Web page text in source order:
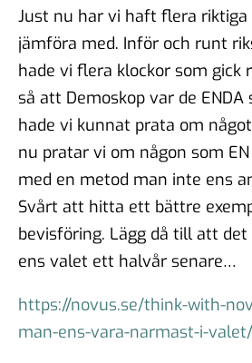
Just nu har vi haft flera riktiga
jämföra med. Inför och runt
hade vi flera klockor som gick
så att Demoskop var de
hade vi kunnat prata om
nu pratar vi om någon som
med en metod man inte ens
Svårt att hitta ett bättre
bevisföring. Lägg då till att
ens valet ett halvår senare…
https://novus.se/think-with-
man-ens-vara-narmast-i-valet/